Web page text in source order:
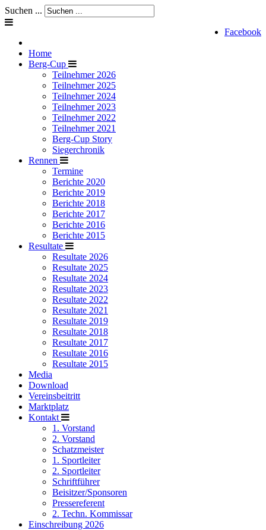
Suchen ...
Facebook
Home
Berg-Cup
Teilnehmer 2026
Teilnehmer 2025
Teilnehmer 2024
Teilnehmer 2023
Teilnehmer 2022
Teilnehmer 2021
Berg-Cup Story
Siegerchronik
Rennen
Termine
Berichte 2020
Berichte 2019
Berichte 2018
Berichte 2017
Berichte 2016
Berichte 2015
Resultate
Resultate 2026
Resultate 2025
Resultate 2024
Resultate 2023
Resultate 2022
Resultate 2021
Resultate 2019
Resultate 2018
Resultate 2017
Resultate 2016
Resultate 2015
Media
Download
Vereinsbeitritt
Marktplatz
Kontakt
1. Vorstand
2. Vorstand
Schatzmeister
1. Sportleiter
2. Sportleiter
Schriftführer
Beisitzer/Sponsoren
Pressereferent
2. Techn. Kommissar
Einschreibung 2026